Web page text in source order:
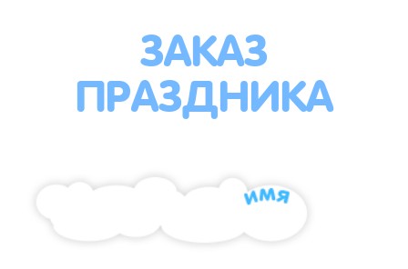
ЗАКАЗ
ПРАЗДНИКА